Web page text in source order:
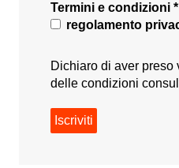
Termini e condizioni *
regolamento
Dichiaro di aver preso
delle condizioni